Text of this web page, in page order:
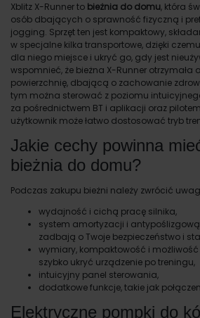
Xblitz X-Runner to bieżnia do domu, która
osób dbających o sprawność fizyczną i
jogging. Sprzęt ten jest kompaktowy,
w specjalne kilka transportowe, dzięki
dla niego miejsce i ukryć go, gdy jest
wspomnieć, że bieżna X-Runner otrzymała
powierzchnię, dbającą o zachowanie
tym można sterować z poziomu
za pośrednictwem BT i aplikacji oraz
użytkownik może łatwo dostosować tryb
Jakie cechy powinna
bieżnia do domu?
Podczas zakupu bieżni należy zwrócić
wydajność i cichą pracę silnika,
system amortyzacji i antypoślizgową
zadbają o Twoje bezpieczeństwo i
wymiary, kompaktowość i możliwość
szybko ukryć urządzenie po treningu,
intuicyjny panel sterowania,
dodatkowe funkcje, takie jak
Elektryczne pompki do